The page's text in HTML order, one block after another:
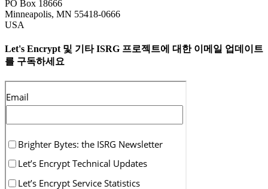
PO Box 18666
Minneapolis, MN 55418-0666
USA
Let's Encrypt 및 기타 ISRG 프로젝트에 대한 이메일 업데이트
를 구독하세요